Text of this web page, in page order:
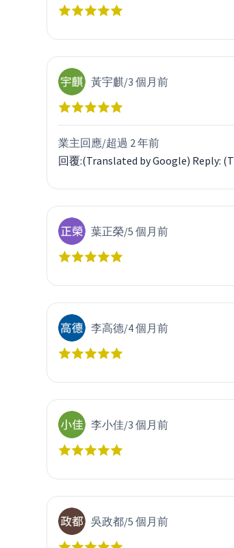
黃宇麒/3 個月前
業主回應/超過 2 年前
回覆:(Translated by Google) Reply: (T
葉正榮/5 個月前
李高德/4 個月前
李小佳/3 個月前
吳政都/5 個月前